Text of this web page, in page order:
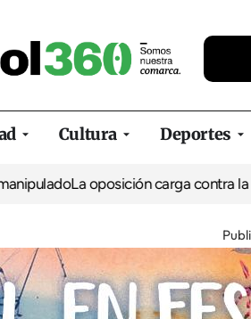
Cultura Deportes
carga contra la programación